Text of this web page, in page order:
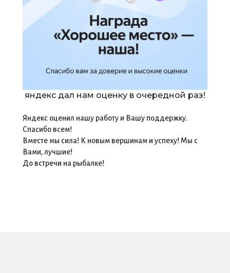
яндекс дал нам оценку в очередной раз!
Яндекс оценил нашу работу и Вашу поддержку.
Спасибо всем!
Вместе мы сила! К новым вершинам и успеху! Мы с
Вами, лучшие!
До встречи на рыбалке!